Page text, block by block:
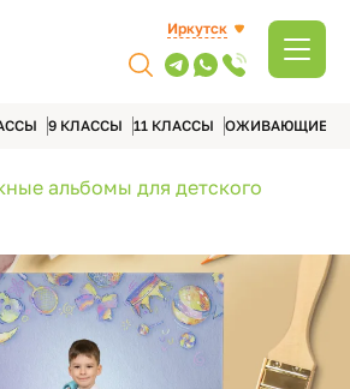
Иркутск
9 КЛАССЫ 11 КЛАССЫ ОЖИВАЮЩИЕ
альбомы для детского